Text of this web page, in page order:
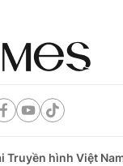
Truyền hình Việt